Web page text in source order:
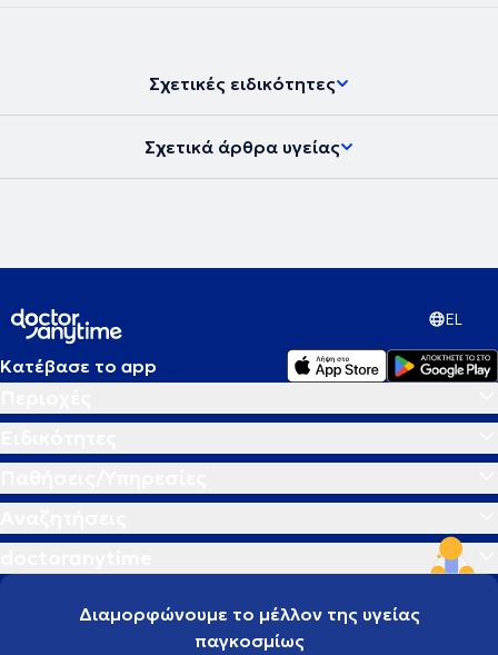
Σχετικές ειδικότητες
Σχετικά άρθρα υγείας
EL
Κατέβασε το app
Διαμορφώνουμε το μέλλον της υγείας
παγκοσμίως